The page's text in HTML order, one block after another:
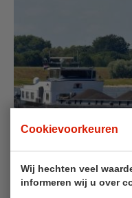
Cookievoorkeuren
Wij hechten veel
informeren wij u over